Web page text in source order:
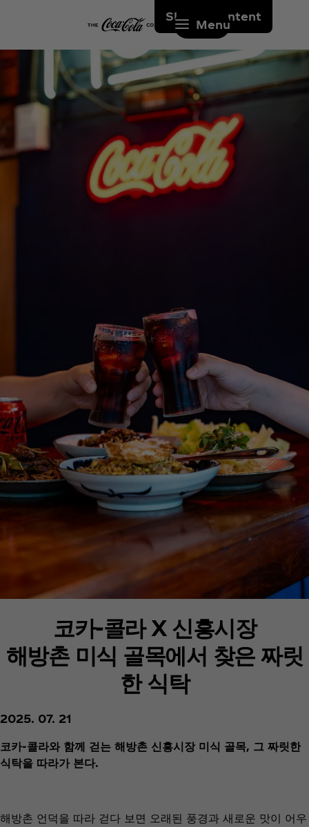
Skip to content
Menu
코카-콜라 X 신흥시장
해방촌 미식 골목에서 찾은 짜릿
한 식탁
2025. 07. 21
코카-콜라와 함께 걷는 해방촌 신흥시장 미식 골목, 그 짜릿한
식탁을 따라가 본다.
해방촌 언덕을 따라 걷다 보면 오래된 풍경과 새로운 맛이 어우